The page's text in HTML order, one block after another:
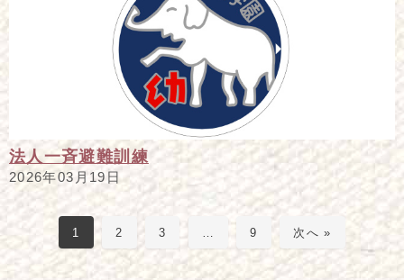
法人一斉避難訓練
2026年03月19日
1 2 3 9 次へ »